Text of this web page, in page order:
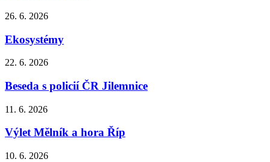
26. 6. 2026
Ekosystémy
22. 6. 2026
Beseda s policií ČR Jilemnice
11. 6. 2026
Výlet Mělník a hora Říp
10. 6. 2026